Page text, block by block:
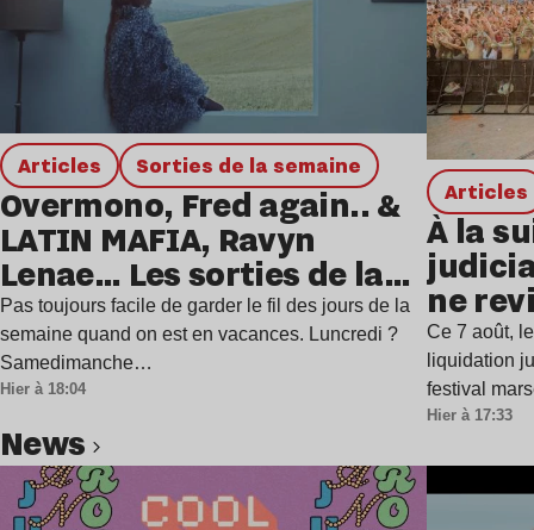
Articles Sorties de la semaine
Overmono, Fred again.. &
LATIN MAFIA, Ravyn
Lenae… Les sorties de la
semaine
Pas toujours facile de garder le fil des jours de la
semaine quand on est en vacances. Luncredi ?
Samedimanche…
Hier à 18:04
Articles
À la
ne
Ce 7 août,
liquidation
festival
Hier à 17:33
news
Lire l’article